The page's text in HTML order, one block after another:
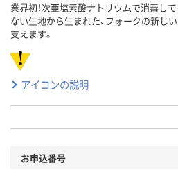
業界初！次亜塩素酸ナトリウムで消毒し
ない生地から生まれた、フォークの新し
支えます。
アイコンの説明
お申込番号